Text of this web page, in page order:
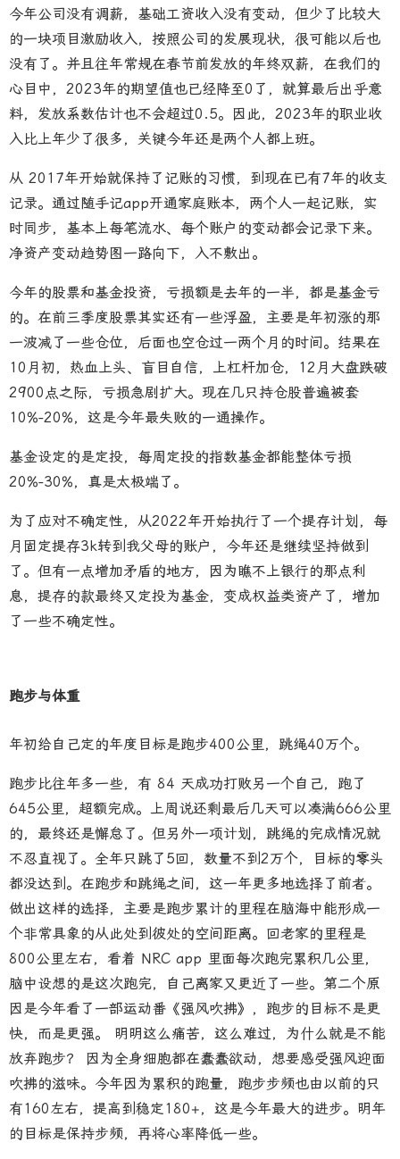
今年公司没有调薪，基础工资收入没有变动，但少了比较大
的一块项目激励收入，按照公司的发展现状，很可能以后也
没有了。并且往年常规在春节前发放的年终双薪，在我们的
心目中，2023年的期望值也已经降至0了，就算最后出乎意
料，发放系数估计也不会超过0.5。因此，2023年的职业收
入比上年少了很多，关键今年还是两个人都上班。
从 2017年开始就保持了记账的习惯，到现在已有7年的收支
记录。通过随手记app开通家庭账本，两个人一起记账，实
时同步，基本上每笔流水、每个账户的变动都会记录下来。
净资产变动趋势图一路向下，入不敷出。
今年的股票和基金投资，亏损额是去年的一半，都是基金亏
的。在前三季度股票其实还有一些浮盈，主要是年初涨的那
一波减了一些仓位，后面也空仓过一两个月的时间。结果在
10月初，热血上头、盲目自信，上杠杆加仓，12月大盘跌破
2900点之际，亏损急剧扩大。现在几只持仓股普遍被套
10%-20%，这是今年最失败的一通操作。
基金设定的是定投，每周定投的指数基金都能整体亏损
20%-30%，真是太极端了。
为了应对不确定性，从2022年开始执行了一个提存计划，每
月固定提存3k转到我父母的账户，今年还是继续坚持做到
了。但有一点增加矛盾的地方，因为瞧不上银行的那点利
息，提存的款最终又定投为基金，变成权益类资产了，增加
了一些不确定性。
跑步与体重
年初给自己定的年度目标是跑步400公里，跳绳40万个。
跑步比往年多一些，有 84 天成功打败另一个自己，跑了
645公里，超额完成。上周说还剩最后几天可以凑满666公里
的，最终还是懈怠了。但另外一项计划，跳绳的完成情况就
不忍直视了。全年只跳了5回，数量不到2万个，目标的零头
都没达到。在跑步和跳绳之间，这一年更多地选择了前者。
做出这样的选择，主要是跑步累计的里程在脑海中能形成一
个非常具象的从此处到彼处的空间距离。回老家的里程是
800公里左右，看着 NRC app 里面每次跑完累积几公里，
脑中设想的是这次跑完，自己离家又更近了一些。第二个原
因是今年看了一部运动番《强风吹拂》，跑步的目标不是更
快，而是更强。 明明这么痛苦，这么难过，为什么就是不能
放弃跑步？ 因为全身细胞都在蠢蠢欲动，想要感受强风迎面
吹拂的滋味。今年因为累积的跑量，跑步步频也由以前的只
有160左右，提高到稳定180+，这是今年最大的进步。明年
的目标是保持步频，再将心率降低一些。